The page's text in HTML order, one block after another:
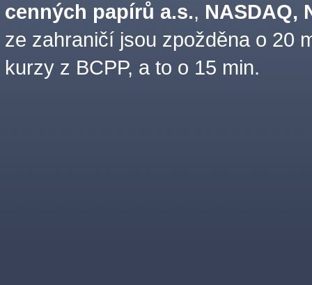
cenných papírů a.s., NASDAQ,
ze zahraničí jsou zpožděna o 20
kurzy z BCPP, a to o 15 min.